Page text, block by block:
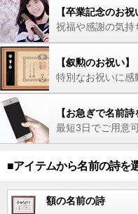
【卒業記念のお祝
祝福や感謝の気持
【叙勲のお祝い】
特別なお祝いに感
【お急ぎで名前詩
最短3日でご用意
■アイテムから名前の詩を
額の名前の詩